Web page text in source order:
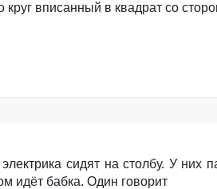
круг вписанный в квадрат со
сидят на столбу. У них
идёт бабка. Один говорит